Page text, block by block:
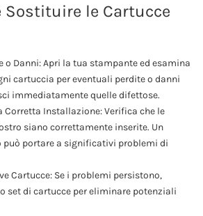
Sostituire le Cartucce
o Danni: Apri la tua stampante ed esamina
cartuccia per eventuali perdite o danni
immediatamente quelle difettose.
Corretta Installazione: Verifica che le
siano correttamente inserite. Un
portare a significativi problemi di
Cartucce: Se i problemi persistono,
set di cartucce per eliminare potenziali